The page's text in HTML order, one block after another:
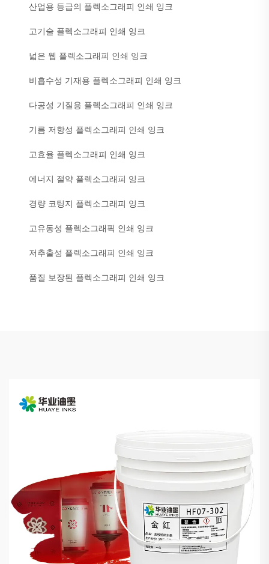
산업용 등급의 플렉소그래피 인쇄 잉크
고기술 플렉소그래피 인쇄 잉크
넓은 웹 플렉소그래피 인쇄 잉크
비흡수성 기재용 플렉소그래피 인쇄 잉크
다공성 기질용 플렉소그래피 인쇄 잉크
기름 저항성 플렉소그래피 인쇄 잉크
고효율 플렉소그래피 인쇄 잉크
에너지 절약 플렉소그래피 잉크
경량 코팅지 플렉소그래피 잉크
고유동성 플렉소그래픽 인쇄 잉크
저추출성 플렉소그래피 인쇄 잉크
품질 보장된 플렉소그래피 인쇄 잉크